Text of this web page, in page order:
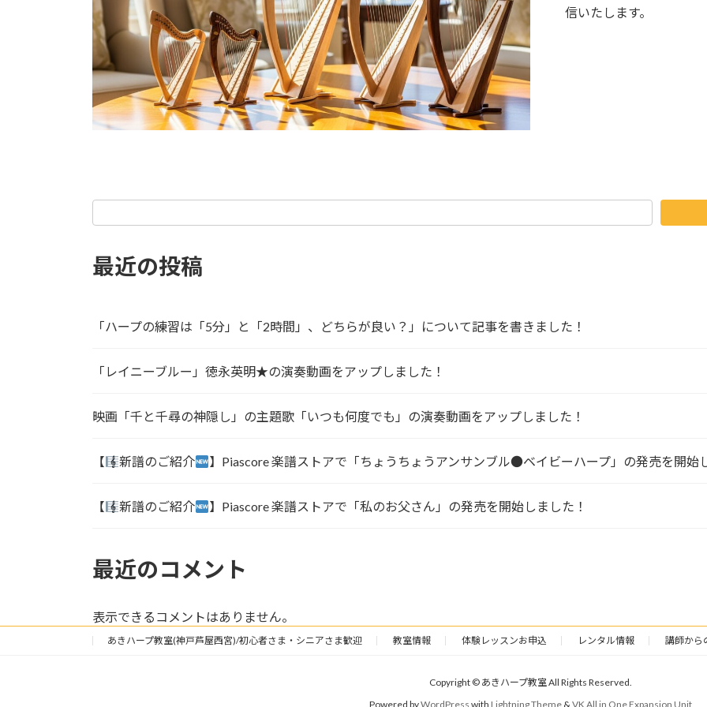
信いたします。
最近の投稿
「ハープの練習は「5分」と「2時間」、どちらが良い？」について記事を書きました！
「レイニーブルー」徳永英明★の演奏動画をアップしました！
映画「千と千尋の神隠し」の主題歌「いつも何度でも」の演奏動画をアップしました！
【 新譜のご紹介 】Piascore 楽譜ストアで「ちょうちょうアンサンブル●ベイビーハープ」の発売を開始
【 新譜のご紹介 】Piascore 楽譜ストアで「私のお父さん」の発売を開始しました！
最近のコメント
表示できるコメントはありません。
あきハープ教室(神戸芦屋西宮)/初心者さま・シニアさま歓迎 教室情報 体験レッスンお申込 レンタル情報 講師から
Copyright © あきハープ教室 All Rights Reserved.
Powered byWordPress with Lightning Theme& VK All in One Expansion Unit